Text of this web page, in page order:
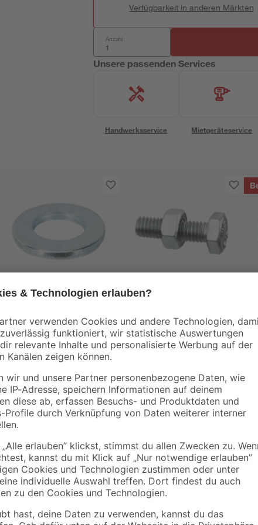
Verfügbarkeit in anderen Märkten
Anzahl:
Unsere passenden Services
Handwerksservice Mietgeräteservice
Scheiben Stahl
verzinkt M5 5,3 mm
100 Stück
4,69 €
Sechskantschrauben
M6 x 20 mm DIN 558
50 Stück
Von kleinen Objekten bis hin zu
überall zum Einsatz. Ihr Sechskantkopf
mittels Schraubenschlüssel ist es
verwenden. Schließlich muss die
werden. Toom hat eine Basisausstattung
Sechskantschrauben und die gleiche
sind Sie für alle kleineren Konstruktionen